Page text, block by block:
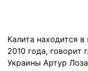
Калита находится
2010 года, говорит
Украины Артур